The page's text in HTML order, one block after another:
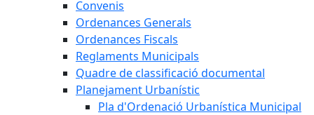
Convenis
Ordenances Generals
Ordenances Fiscals
Reglaments Municipals
Quadre de classificació documental
Planejament Urbanístic
Pla d'Ordenació Urbanística Municipal